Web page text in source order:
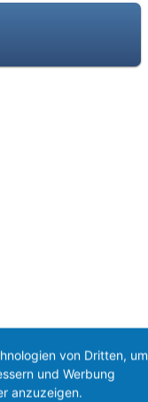
Sortieren
von Dritten, um
und Werbung
anzuzeigen.